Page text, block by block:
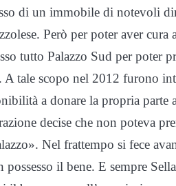
di un immobile di notevoli
Però per poter aver cura
tutto Palazzo Sud per poter
tale scopo nel 2012 furono
a donare la propria
decise che non poteva
Nel frattempo si fece
possesso il bene. E sempre